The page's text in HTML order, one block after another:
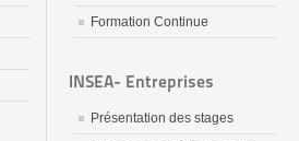
Formation Continue
INSEA- Entreprises
Présentation des stages